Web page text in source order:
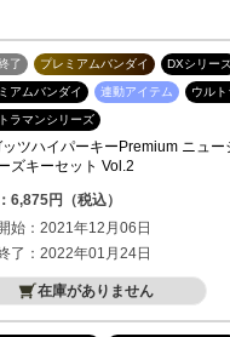
了 プレミアムバンダイ DXシリー
アムバンダイ 連動アイテム ウル
ラマンシリーズ
ッツハイパーキーPremium ニュー
ズキーセット Vol.2
6,875円（税込）
始：2021年12月06日
了：2022年01月24日
在庫がありません